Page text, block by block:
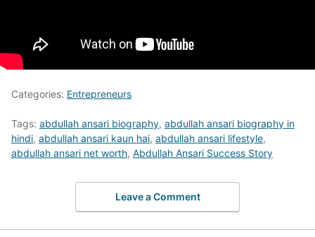
Categories: Entrepreneurs
Tags: abdullah ansari biography, abdullah ansari biography in
hindi, abdullah ansari kaun hai, abdullah ansari lifestyle,
abdullah ansari net worth, Abdullah Ansari Success Story
Leave a Comment